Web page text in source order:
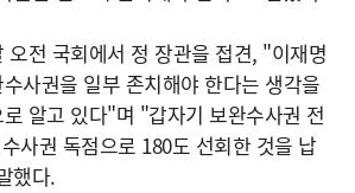
오전 국회에서 정 장관을 접견, "이재명
사권을 일부 존치해야 한다는 생각을
알고 있다"며 "갑자기 보완수사권 전
사권 독점으로 180도 선회한 것을 납
했다.